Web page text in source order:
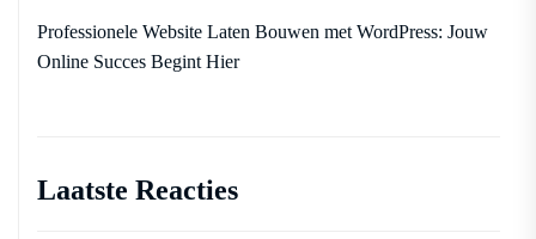
Professionele Website Laten Bouwen met WordPress: Jouw
Online Succes Begint Hier
Laatste Reacties